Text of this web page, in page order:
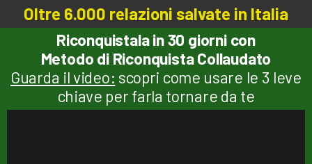
Oltre 6.000 relazioni salvate in Italia
Riconquistala in 30 giorni con
Metodo di Riconquista Collaudato
Guarda il video: scopri come usare le 3 leve
chiave per farla tornare da te